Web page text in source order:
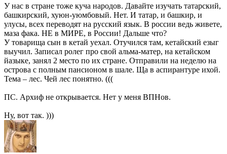
У нас в стране тоже куча народов. Давайте изучать татарский,
башкирский, хуюн-уюмбовый. Нет. И татар, и башкир, и
улусы, всех переводят на русский язык. В россии ведь живете,
маза фака. НЕ в МИРЕ, в России! Дальше что?
У товарища сын в кетай уехал. Отучился там, кетайский езыг
выучил. Записал ролег про свой альма-матер, на кетайском
йазыке, занял 2 место по их стране. Отправили на неделю на
острова с полным пансионом в шале. Ща в аспирантуре ихой.
Тема – лес. Чей лес понятно. (((
ПС. Архиф не открывается. Нет у меня ВПНов.
Ну, вот так. )))